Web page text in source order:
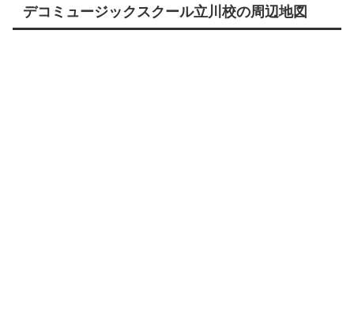
デコミュージックスクール立川校の周辺地図